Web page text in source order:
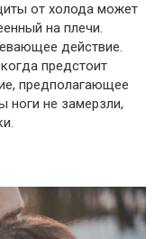
от холода может
на плечи.
действие.
предстоит
предполагающее
ноги не замерзли,